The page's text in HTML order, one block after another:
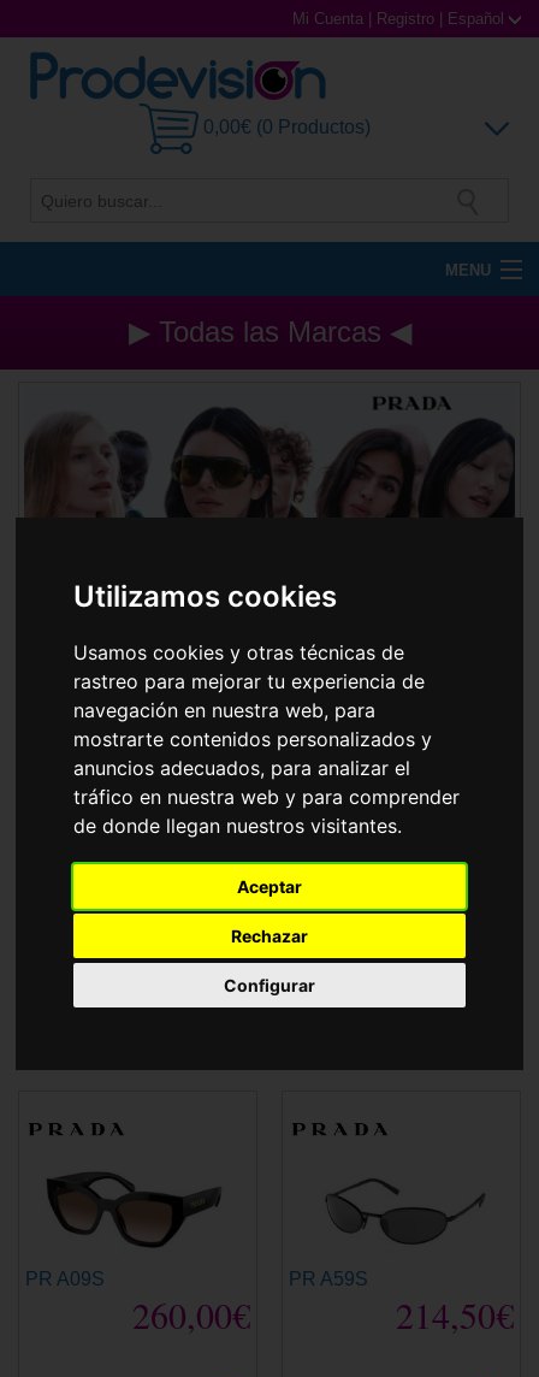
Utilizamos cookies
Usamos cookies y otras técnicas de
rastreo para mejorar tu experiencia de
navegación en nuestra web, para
mostrarte contenidos personalizados y
anuncios adecuados, para analizar el
tráfico en nuestra web y para comprender
de donde llegan nuestros visitantes.
Aceptar
Rechazar
Configurar
Mi Cuenta Registro Español
0,00€ (0 Productos)
MENU
Gafas de Sol
Gafas Graduadas
Gafas Deportivas
Lentillas
▶ Todas las Marcas ◀
Gafas de SolPrada
Ordenar por
PR 17WS
240,50€ 221,00€
PR A09S
260,00€
PR A59S
214,50€